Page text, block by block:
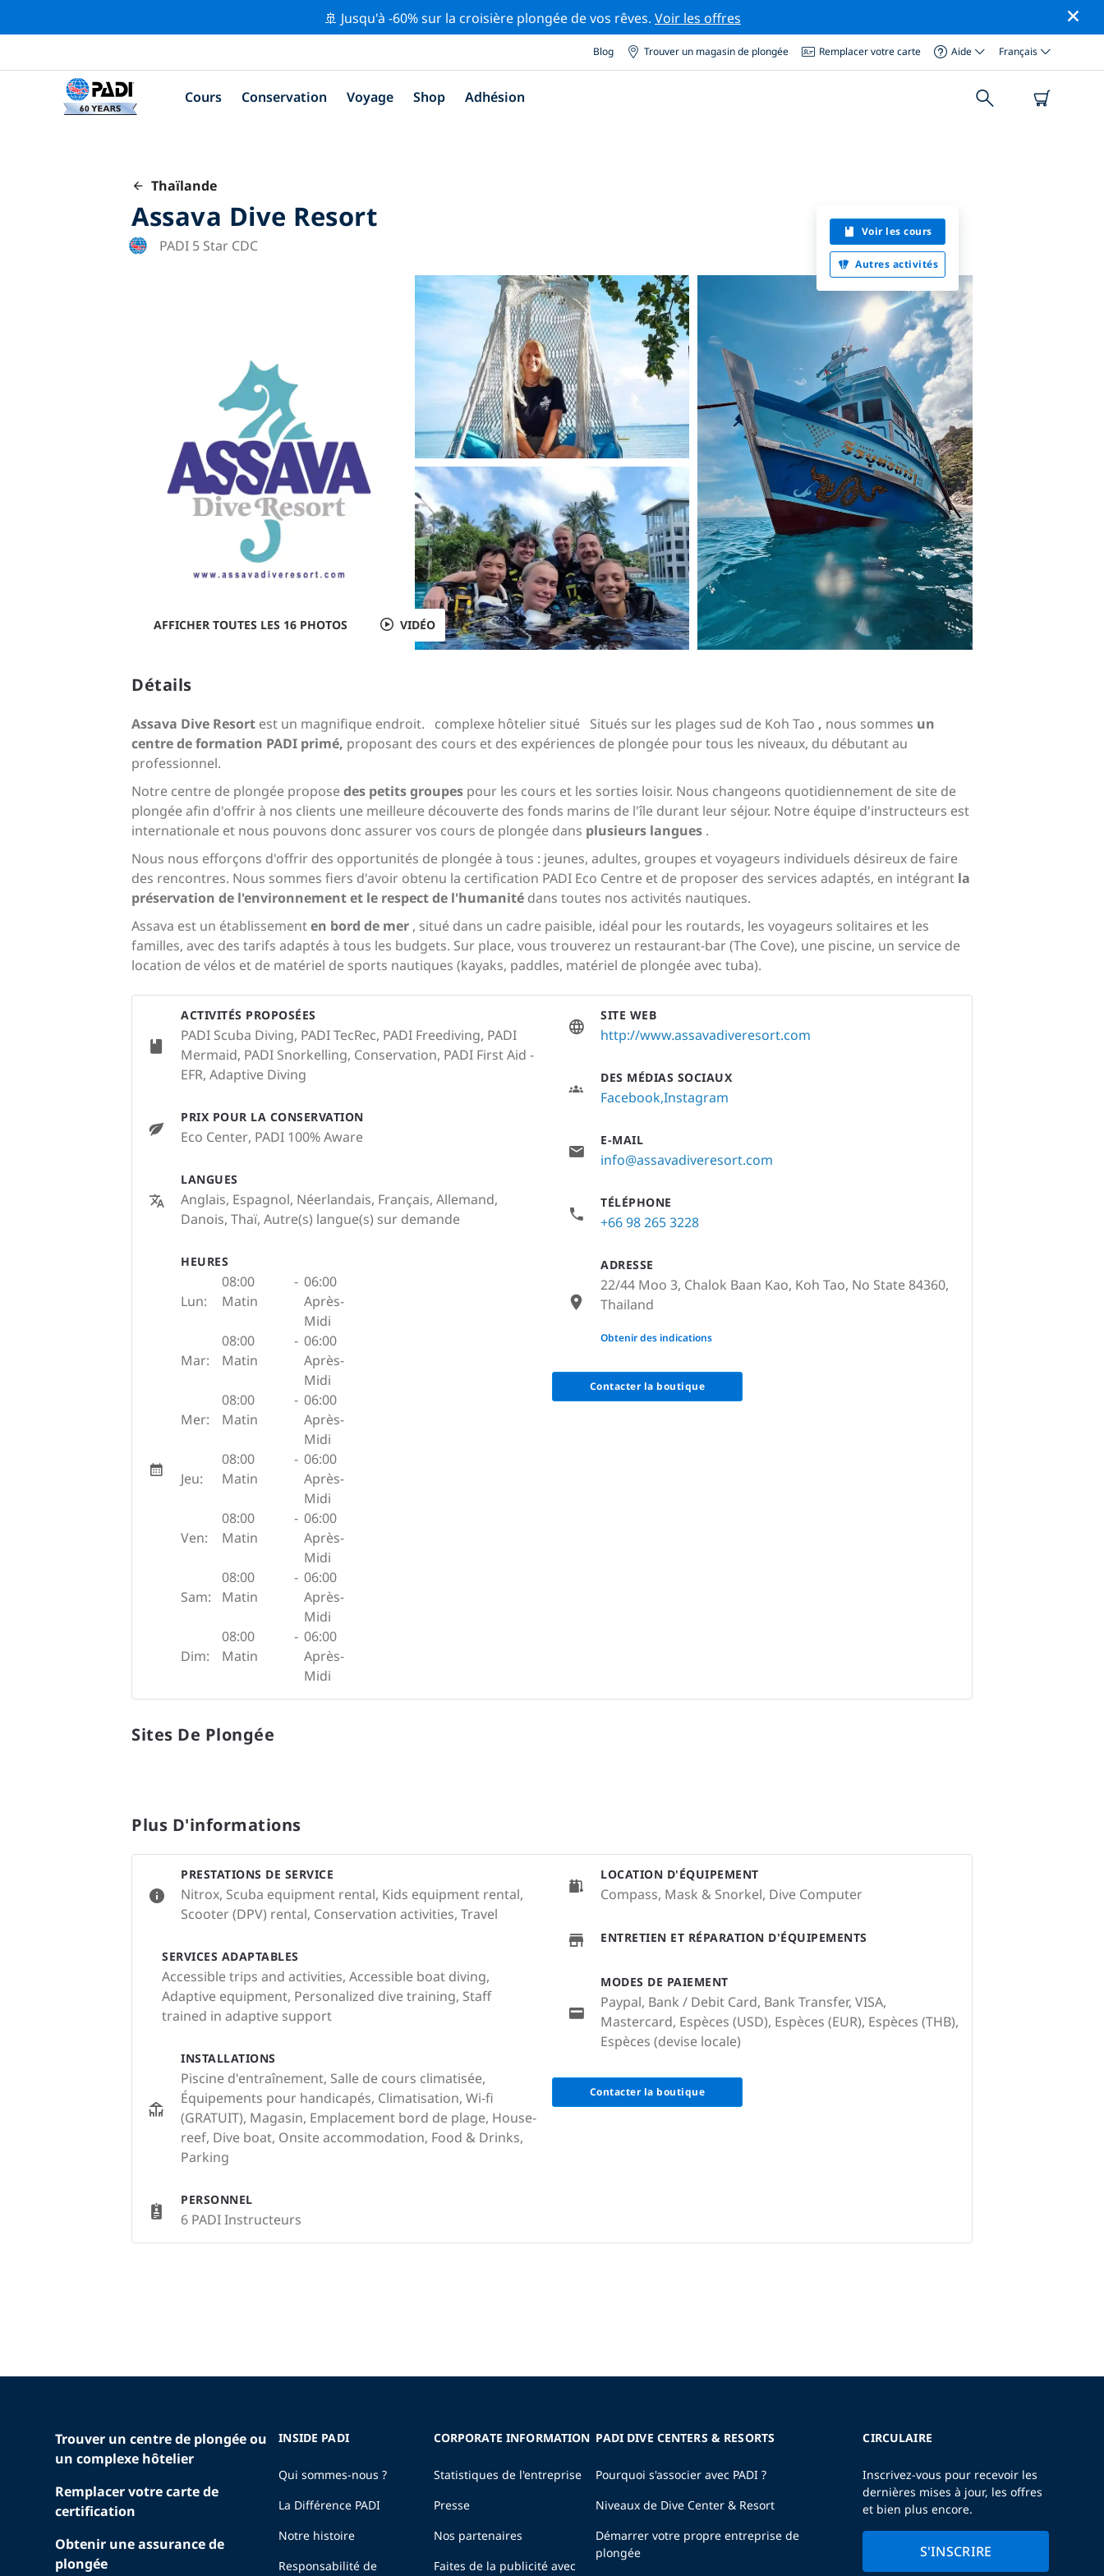
🚢 Jusqu'à -60% sur la croisière plongée de vos rêves. Voir les offres
Blog Trouver un magasin de plongée Remplacer votre carte Aide Français
Cours Conservation Voyage Shop Adhésion
Thaïlande
Assava Dive Resort
PADI 5 Star CDC
Voir les cours
Autres activités
AFFICHER TOUTES LES 16 PHOTOS VIDÉO
Détails
Assava Dive Resort est un magnifique endroit. complexe hôtelier situé Situés sur les plages sud de Koh Tao , nous sommes un
centre de formation PADI primé, proposant des cours et des expériences de plongée pour tous les niveaux, du débutant au
professionnel.
Notre centre de plongée proposedes petits groupes pour les cours et les sorties loisir. Nous changeons quotidiennement de site de
plongée afin d'offrir à nos clients une meilleure découverte des fonds marins de l'île durant leur séjour. Notre équipe d'instructeurs est
internationale et nous pouvons donc assurer vos cours de plongée dans plusieurs langues .
Nous nous efforçons d'offrir des opportunités de plongée à tous : jeunes, adultes, groupes et voyageurs individuels désireux de faire
des rencontres. Nous sommes fiers d'avoir obtenu la certification PADI Eco Centre et de proposer des services adaptés, en intégrant la
préservation de l'environnement et le respect de l'humanité dans toutes nos activités nautiques.
Assava est un établissementen bord de mer , situé dans un cadre paisible, idéal pour les routards, les voyageurs solitaires et les
familles, avec des tarifs adaptés à tous les budgets. Sur place, vous trouverez un restaurant-bar (The Cove), une piscine, un service de
location de vélos et de matériel de sports nautiques (kayaks, paddles, matériel de plongée avec tuba).
ACTIVITÉS PROPOSÉES
PADI Scuba Diving, PADI TecRec, PADI Freediving, PADI
Mermaid, PADI Snorkelling, Conservation, PADI First Aid -
EFR, Adaptive Diving
PRIX POUR LA CONSERVATION
Eco Center, PADI 100% Aware
LANGUES
Anglais, Espagnol, Néerlandais, Français, Allemand,
Danois, Thaï, Autre(s) langue(s) sur demande
HEURES
Lun:
08:00
Matin
- 06:00
Après-
Midi
Mar:
08:00
Matin
- 06:00
Après-
Midi
Mer:
08:00
Matin
- 06:00
Après-
Midi
Jeu:
08:00
Matin
- 06:00
Après-
Midi
Ven:
08:00
Matin
- 06:00
Après-
Midi
Sam:
08:00
Matin
- 06:00
Après-
Midi
Dim:
08:00
Matin
- 06:00
Après-
Midi
SITE WEB
http://www.assavadiveresort.com
DES MÉDIAS SOCIAUX
FacebookInstagram
E-MAIL
info@assavadiveresort.com
TÉLÉPHONE
+66 98 265 3228
ADRESSE
22/44 Moo 3, Chalok Baan Kao, Koh Tao, No State 84360,
Thailand
None
Obtenir des indications
Contacter la boutique
Sites De Plongée
Plus D'informations
PRESTATIONS DE SERVICE
Nitrox, Scuba equipment rental, Kids equipment rental,
Scooter (DPV) rental, Conservation activities, Travel
SERVICES ADAPTABLES
Accessible trips and activities, Accessible boat diving,
Adaptive equipment, Personalized dive training, Staff
trained in adaptive support
INSTALLATIONS
Piscine d'entraînement, Salle de cours climatisée,
Équipements pour handicapés, Climatisation, Wi-fi
(GRATUIT), Magasin, Emplacement bord de plage, House-
reef, Dive boat, Onsite accommodation, Food & Drinks,
Parking
PERSONNEL
6 PADI Instructeurs
LOCATION D'ÉQUIPEMENT
Compass, Mask & Snorkel, Dive Computer
ENTRETIEN ET RÉPARATION D'ÉQUIPEMENTS
MODES DE PAIEMENT
Paypal, Bank / Debit Card, Bank Transfer, VISA,
Mastercard, Espèces (USD), Espèces (EUR), Espèces (THB),
Espèces (devise locale)
Contacter la boutique
Trouver un centre de plongée ou
un complexe hôtelier
Remplacer votre carte de
certification
Obtenir une assurance de
plongée
INSIDE PADI
Qui sommes-nous ?
La Différence PADI
Notre histoire
Responsabilité de
CORPORATE INFORMATION
Statistiques de l'entreprise
Presse
Nos partenaires
Faites de la publicité avec
PADI DIVE CENTERS & RESORTS
Pourquoi s'associer avec PADI ?
Niveaux de Dive Center & Resort
Démarrer votre propre entreprise de
plongée
CIRCULAIRE
Inscrivez-vous pour recevoir les
dernières mises à jour, les offres
et bien plus encore.
S'INSCRIRE